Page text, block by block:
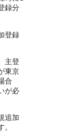
録分
登録
主登
東京
合
が必
追加